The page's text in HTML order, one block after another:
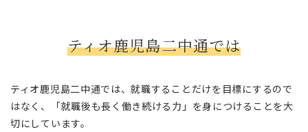
ティオ鹿児島二中通では
ティオ鹿児島二中通では、就職することだけを目標にするので
はなく、「就職後も長く働き続ける力」を身につけることを大
切にしています。